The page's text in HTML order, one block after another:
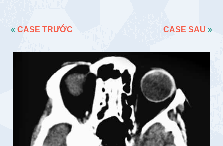
«CASE TRƯỚC CASE SAU »